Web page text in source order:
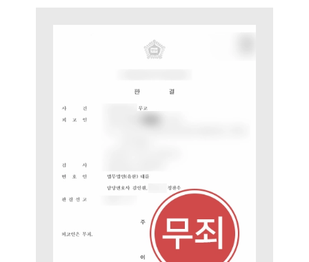
고객후기
업무분야
성범죄대응부 업무
전체
구성원 소개
성범죄전문변호사
소식/자료